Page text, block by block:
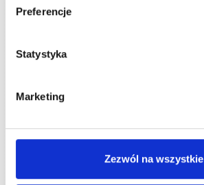
Preferencje
Statystyka
Marketing
Zezwól na wszystkie
Wąż do czyszczenia rur 10 m
Wąż do czyszczenia rur 15 m